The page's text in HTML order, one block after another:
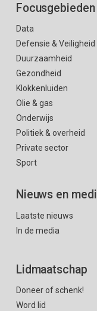
Focusgebieden
Data
Defensie & Veiligheid
Duurzaamheid
Gezondheid
Klokkenluiden
Olie & gas
Onderwijs
Politiek & overheid
Private sector
Sport
Nieuws en
Laatste nieuws
In de media
Lidmaatschap
Doneer of schenk!
Word lid